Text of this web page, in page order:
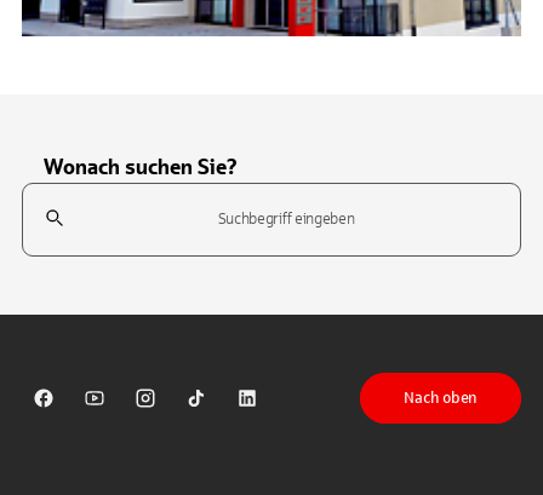
Wonach suchen Sie?
Suchfeld
Sparkasse auf Facebook
Sparkasse auf Youtube
Sparkasse auf Instagram
Sparkasse auf TikTok
Sparkasse auf LinkedIn
Nach oben